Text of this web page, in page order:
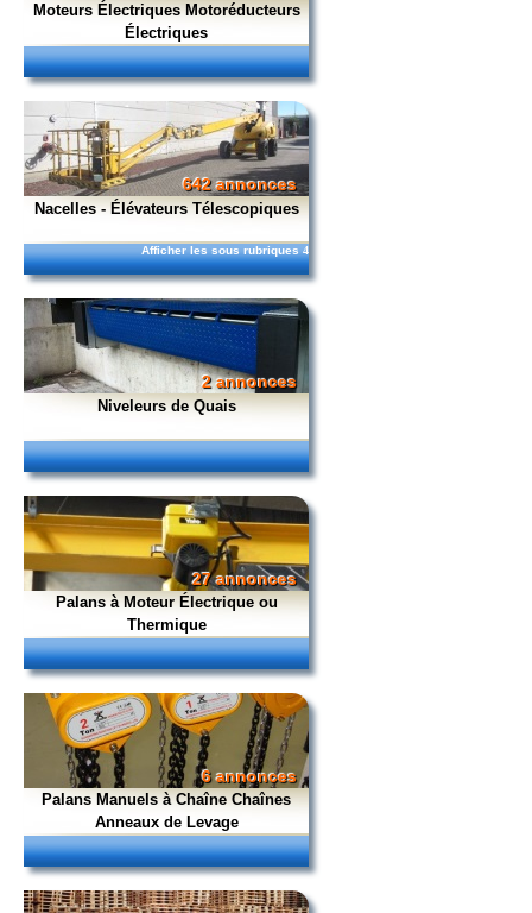
Moteurs Électriques Motoréducteurs
Électriques
642 annonces
Nacelles - Élévateurs Télescopiques
Afficher les sous rubriques 4
2 annonces
Niveleurs de Quais
27 annonces
Palans à Moteur Électrique ou
Thermique
6 annonces
Palans Manuels à Chaîne Chaînes
Anneaux de Levage